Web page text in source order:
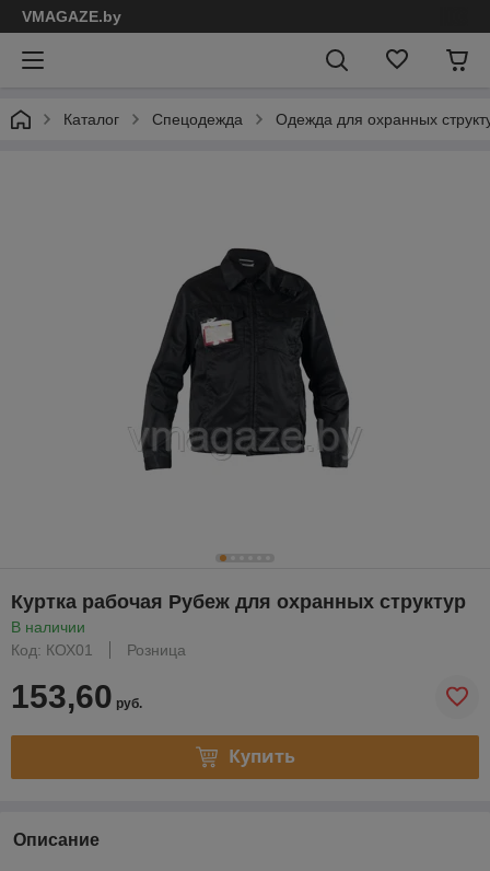
VMAGAZE.by
Каталог Спецодежда Одежда для охранных
Куртка рабочая Рубеж для охранных структур
В наличии
Код: КОХ01
Розница
153,60 руб.
Купить
Описание